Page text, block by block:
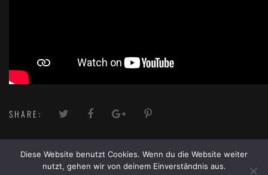
SHARE:
Diese Website benutzt Cookies. Wenn du die Website weiter
nutzt, gehen wir von deinem Einverständnis aus.